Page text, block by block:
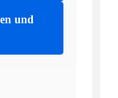
und